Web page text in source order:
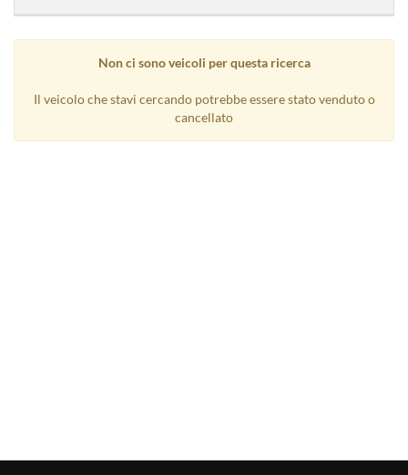
Non ci sono veicoli per questa ricerca
Il veicolo che stavi cercando potrebbe essere stato venduto o
cancellato